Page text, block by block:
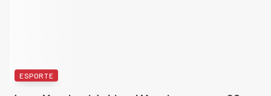
ESPORTE